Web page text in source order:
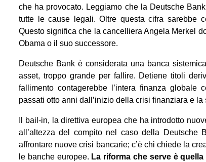
che ha provocato. Leggiamo che la Deutsche
tutte le cause legali. Oltre questa cifra sarebbe
Questo significa che la cancelliera Angela Merkel
Obama o il suo successore.
Deutsche Bank è considerata una banca
asset, troppo grande per fallire. Detiene titoli
fallimento contagerebbe l’intera finanza globale
passati otto anni dall’inizio della crisi finanziara e
Il bail-in, la direttiva europea che ha introdotto
all’altezza del compito nel caso della Deutsche
affrontare nuove crisi bancarie; c’è chi chiede la
le banche europee. La riforma che serve è